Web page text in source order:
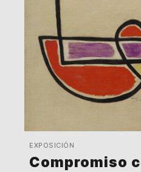
EXPOSICIÓN
Compromiso